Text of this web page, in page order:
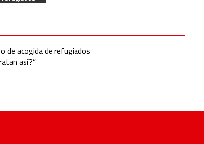
de acogida de refugiados
así?”